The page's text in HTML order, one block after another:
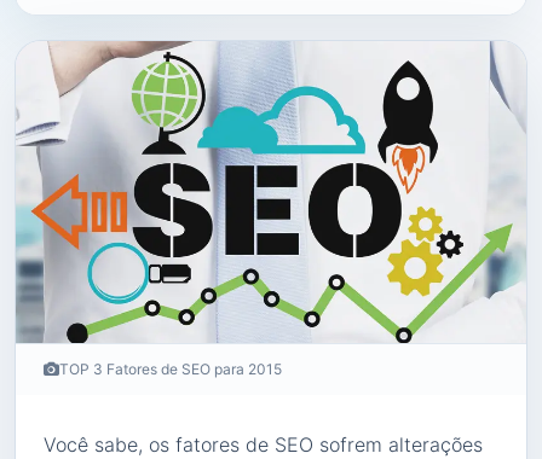
TOP 3 Fatores de SEO para 2015
Você sabe, os fatores de SEO sofrem alterações